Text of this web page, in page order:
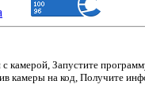
камерой, Запустите
камеры на код, Получите